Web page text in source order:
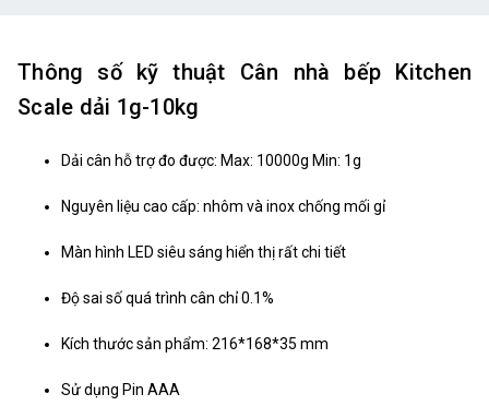
Thông số kỹ thuật Cân nhà bếp Kitchen
Scale dải 1g-10kg
Dải cân hỗ trợ đo được: Max: 10000g Min: 1g
Nguyên liệu cao cấp: nhôm và inox chống mối gỉ
Màn hình LED siêu sáng hiển thị rất chi tiết
Độ sai số quá trình cân chỉ 0.1%
Kích thước sản phẩm: 216*168*35 mm
Sử dụng Pin AAA